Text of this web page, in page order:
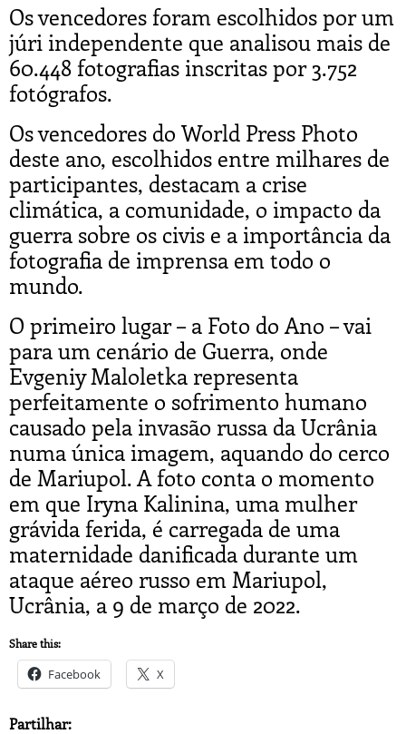
Os vencedores foram escolhidos por um
júri independente que analisou mais de
60.448 fotografias inscritas por 3.752
fotógrafos.
Os vencedores do World Press Photo
deste ano, escolhidos entre milhares de
participantes, destacam a crise
climática, a comunidade, o impacto da
guerra sobre os civis e a importância da
fotografia de imprensa em todo o
mundo.
O primeiro lugar – a Foto do Ano – vai
para um cenário de Guerra, onde
Evgeniy Maloletka representa
perfeitamente o sofrimento humano
causado pela invasão russa da Ucrânia
numa única imagem, aquando do cerco
de Mariupol. A foto conta o momento
em que Iryna Kalinina, uma mulher
grávida ferida, é carregada de uma
maternidade danificada durante um
ataque aéreo russo em Mariupol,
Ucrânia, a 9 de março de 2022.
Share this:
Facebook X
Partilhar: